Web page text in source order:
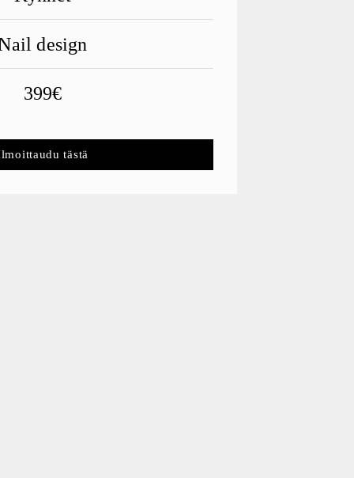
design
399€
tästä